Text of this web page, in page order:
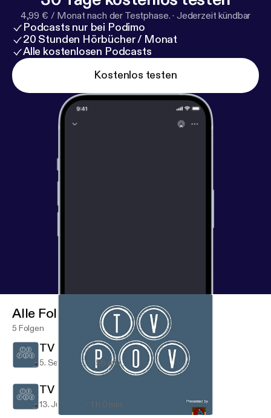
4,99 € / Monat nach der Testphase. · Jederzeit kündbar
Podcasts nur bei Podimo
20 Stunden Hörbücher / Monat
Alle kostenlosen Podcasts
Kostenlos testen
Alle Folgen
5 Folgen
TV POV: Episode 5
5. Sept. 2016 56 min
TV POV: Episode 4
13. Juli 2016 1 h 0 min